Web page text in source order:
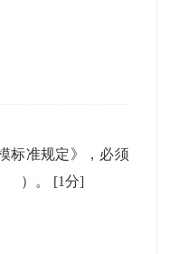
标准规定》，必须
）。 [1分]